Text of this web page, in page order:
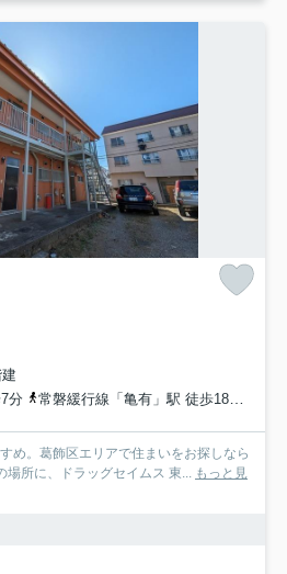
分
常磐緩行線「亀有」駅 徒歩18分
め。葛飾区エリアで住まいをお探しなら
場所に、ドラッグセイムス 東... もっと見